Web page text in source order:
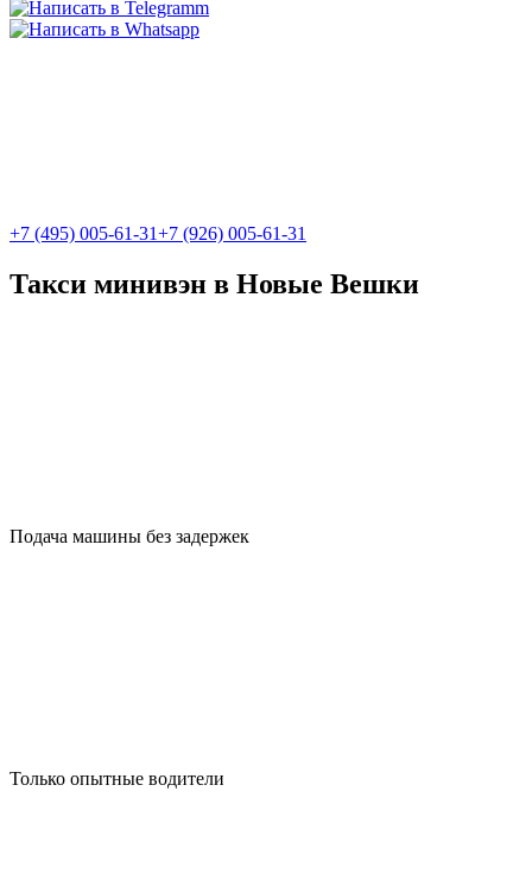
+7 (495) 005-61-31+7 (926) 005-61-31
Такси минивэн в Новые Вешки
Подача машины без задержек
Только опытные водители